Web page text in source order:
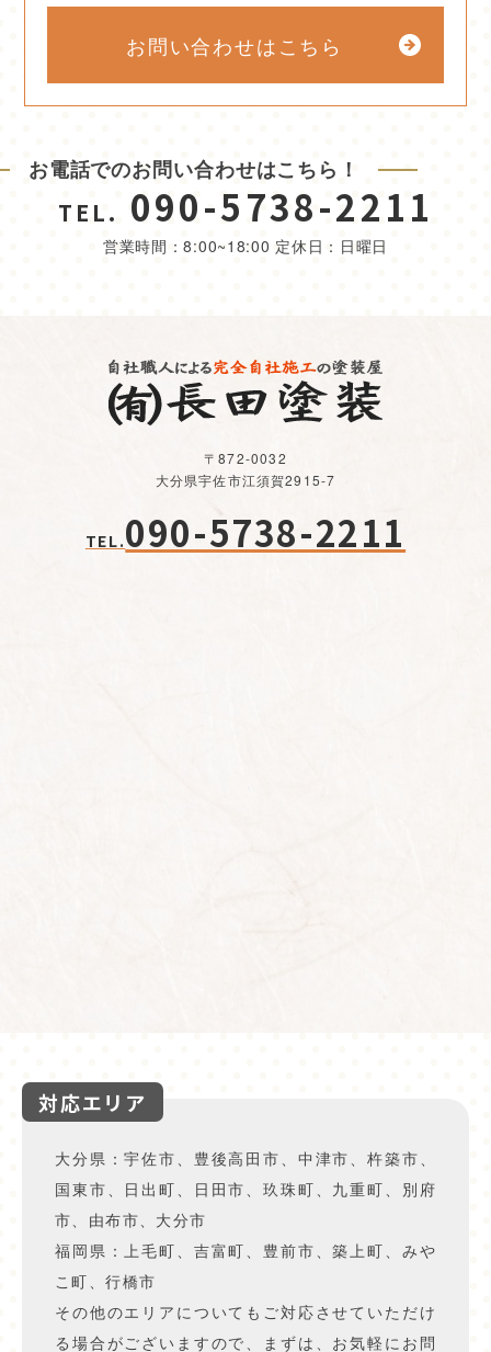
お問い合わせはこちら
お電話でのお問い合わせはこちら！
TEL. 090-5738-2211
営業時間：8:00~18:00 定休日：日曜日
〒872-0032
大分県宇佐市江須賀2915-7
TEL.090-5738-2211
対応エリア
大分県：宇佐市、豊後高田市、中津市、杵築市、
国東市、日出町、日田市、玖珠町、九重町、別府
市、由布市、大分市
福岡県：上毛町、吉富町、豊前市、築上町、みや
こ町、行橋市
その他のエリアについてもご対応させていただけ
る場合がございますので、まずは、お気軽にお問